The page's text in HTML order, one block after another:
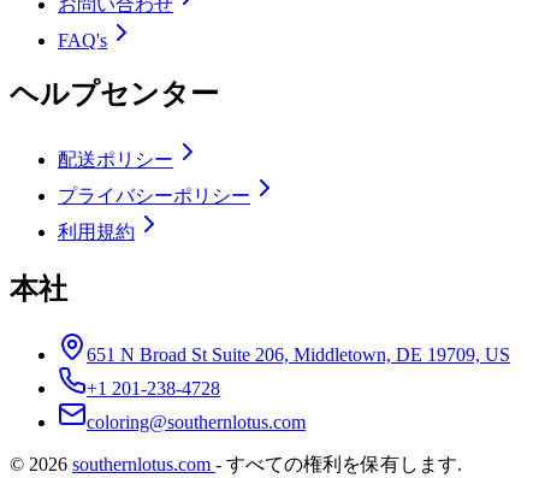
FAQ's
ヘルプセンター
配送ポリシー
プライバシーポリシー
利用規約
本社
651 N Broad St Suite 206, Middletown, DE 19709, US
+1 201-238-4728
coloring@southernlotus.com
© 2026 southernlotus.com - すべての権利を保有します.